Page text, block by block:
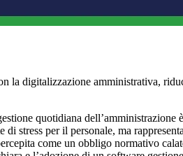
la digitalizzazione amministrativa,
quotidiana
stress per il personale, ma
come un obbligo normativo